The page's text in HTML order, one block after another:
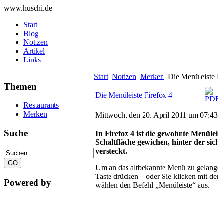
www.huschi.de
Start
Blog
Notizen
Artikel
Links
Themen
Restaurants
Merken
Suche
Powered by
Start Notizen Merken Die Menüleiste
Die Menüleiste Firefox 4
Mittwoch, den 20. April 2011 um
In Firefox 4 ist die gewohnte
Schaltfläche gewichen, hinter der
versteckt.
Um an das altbekannte Menü zu
Taste drücken – oder Sie klicken mit
wählen den Befehl „Menüleiste“ aus.